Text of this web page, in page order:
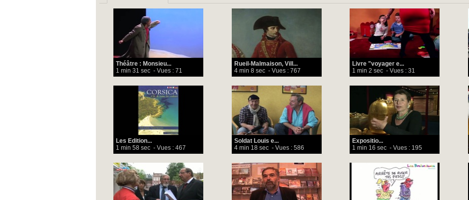
Théâtre : Monsieu...
1 min 31 sec - Vues : 71
Rueil-Malmaison, Vill...
4 min 8 sec - Vues : 767
Livre "voyager e...
1 min 2 sec - Vues : 31
Les Edition...
1 min 58 sec - Vues : 467
Soldat Louis e...
4 min 18 sec - Vues : 586
Expositio...
1 min 16 sec - Vues : 195